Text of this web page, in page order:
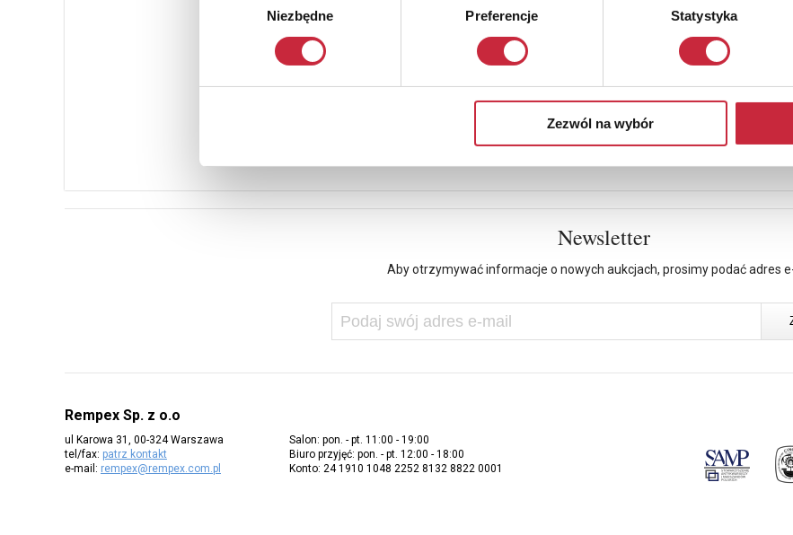
Niezbędne Preferencje Statystyka
Zezwól na wybór
Newsletter
Aby otrzymywać informacje o nowych aukcjach, prosimy podać adres
Rempex Sp. z o.o
ul Karowa 31, 00-324 Warszawa
tel/fax: patrz kontakt
e-mail: rempex@rempex.com.pl
Salon: pon. - pt. 11:00 - 19:00
Biuro przyjęć: pon. - pt. 12:00 - 18:00
Konto: 24 1910 1048 2252 8132 8822 0001